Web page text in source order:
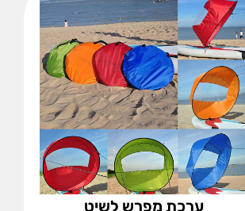
ערכת מפרש לשיט